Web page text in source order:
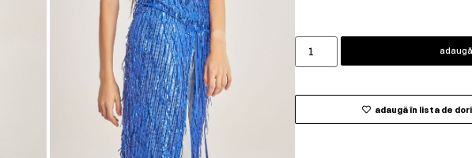
adaugă în lista de